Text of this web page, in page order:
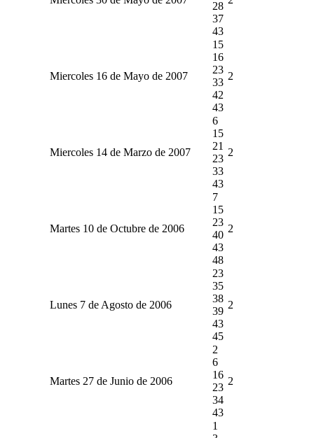
28
37
43
Miercoles 16 de Mayo de 2007
15
16
23
33
42
43
2
Miercoles 14 de Marzo de 2007
6
15
21
23
33
43
2
Martes 10 de Octubre de 2006
7
15
23
40
43
48
2
Lunes 7 de Agosto de 2006
23
35
38
39
43
45
2
Martes 27 de Junio de 2006
2
6
16
23
34
43
2
1